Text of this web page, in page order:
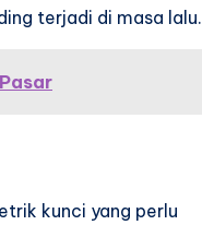
terjadi di masa lalu.
kunci yang perlu